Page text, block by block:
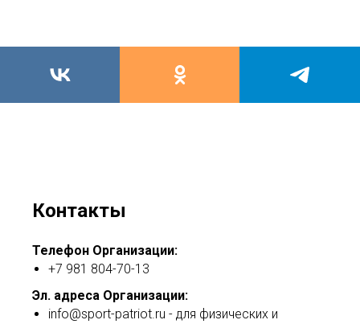
Контакты
Телефон Организации:
+7 981 804-70-13
Эл. адреса Организации:
info@sport-patriot.ru - для физических и